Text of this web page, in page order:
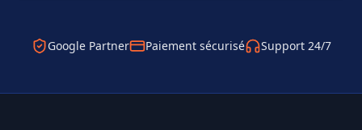
Google Partner Paiement sécurisé Support 24/7